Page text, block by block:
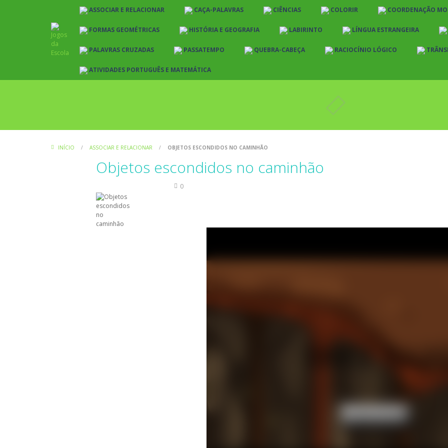
ASSOCIAR E RELACIONAR CAÇA-PALAVRAS CIÊNCIAS COLORIR COORDENAÇÃO
FORMAS GEOMÉTRICAS HISTÓRIA E GEOGRAFIA LABIRINTO LÍNGUA ESTRANGEIRA
PALAVRAS CRUZADAS PASSATEMPO QUEBRA-CABEÇA RACIOCÍNIO LÓGICO
ATIVIDADES PORTUGUÊS E MATEMÁTICA
INÍCIO / ASSOCIAR E RELACIONAR / OBJETOS ESCONDIDOS NO CAMINHÃO
Objetos escondidos no caminhão
0